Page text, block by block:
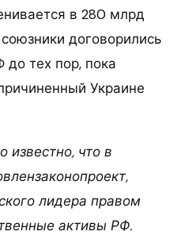
в 280 млрд
договорились
тех пор, пока
Украине
что в
лидера правом
активы РФ.